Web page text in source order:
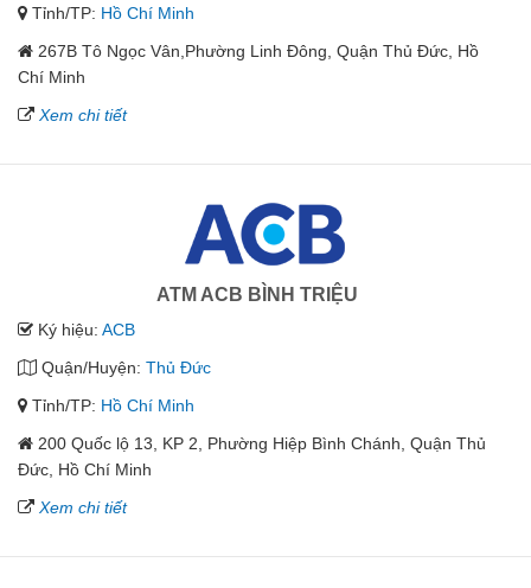
Tỉnh/TP: Hồ Chí Minh
267B Tô Ngọc Vân,Phường Linh Đông, Quận Thủ Đức, Hồ
Chí Minh
Xem chi tiết
ATM ACB BÌNH TRIỆU
Ký hiệu: ACB
Quận/Huyện: Thủ Đức
Tỉnh/TP: Hồ Chí Minh
200 Quốc lộ 13, KP 2, Phường Hiệp Bình Chánh, Quận Thủ
Đức, Hồ Chí Minh
Xem chi tiết